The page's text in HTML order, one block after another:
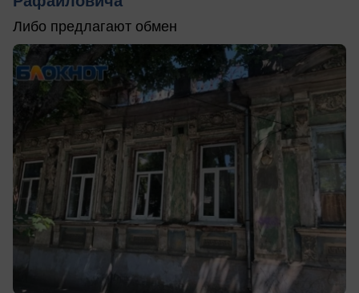
Либо предлагают обмен